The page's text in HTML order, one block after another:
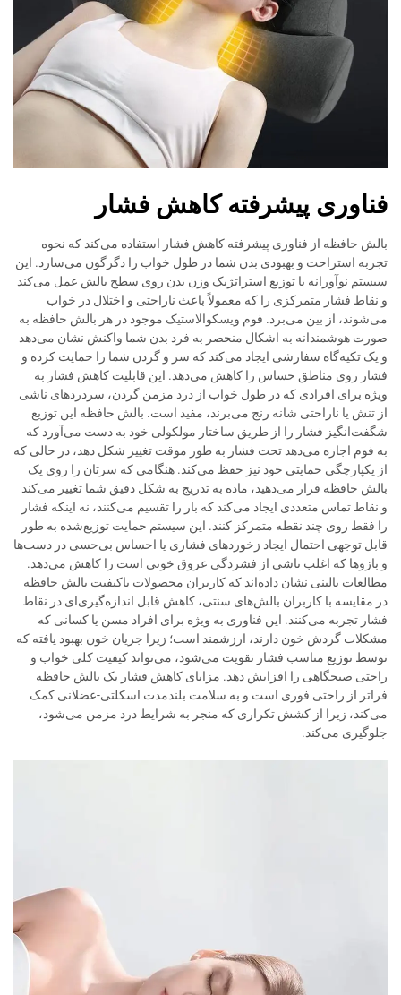
فناوری پیشرفته کاهش فشار
بالش حافظه از فناوری پیشرفته کاهش فشار استفاده می‌کند که نحوه
تجربه استراحت و بهبودی بدن شما در طول خواب را دگرگون می‌سازد. این
سیستم نوآورانه با توزیع استراتژیک وزن بدن روی سطح بالش عمل می‌کند
و نقاط فشار متمرکزی را که معمولاً باعث ناراحتی و اختلال در خواب
می‌شوند، از بین می‌برد. فوم ویسکوالاستیک موجود در هر بالش حافظه به
صورت هوشمندانه به اشکال منحصر به فرد بدن شما واکنش نشان می‌دهد
و یک تکیه‌گاه سفارشی ایجاد می‌کند که سر و گردن شما را حمایت کرده و
فشار روی مناطق حساس را کاهش می‌دهد. این قابلیت کاهش فشار به
ویژه برای افرادی که در طول خواب از درد مزمن گردن، سردردهای ناشی
از تنش یا ناراحتی شانه رنج می‌برند، مفید است. بالش حافظه این توزیع
شگفت‌انگیز فشار را از طریق ساختار مولکولی خود به دست می‌آورد که
به فوم اجازه می‌دهد تحت فشار به طور موقت تغییر شکل دهد، در حالی که
از یکپارچگی حمایتی خود نیز حفظ می‌کند. هنگامی که سرتان را روی یک
بالش حافظه قرار می‌دهید، ماده به تدریج به شکل دقیق شما تغییر می‌کند
و نقاط تماس متعددی ایجاد می‌کند که بار را تقسیم می‌کنند، نه اینکه فشار
را فقط روی چند نقطه متمرکز کنند. این سیستم حمایت توزیع‌شده به طور
قابل توجهی احتمال ایجاد زخوردهای فشاری یا احساس بی‌حسی در دست‌ها
و بازوها که اغلب ناشی از فشردگی عروق خونی است را کاهش می‌دهد.
مطالعات بالینی نشان داده‌اند که کاربران محصولات باکیفیت بالش حافظه
در مقایسه با کاربران بالش‌های سنتی، کاهش قابل اندازه‌گیری‌ای در نقاط
فشار تجربه می‌کنند. این فناوری به ویژه برای افراد مسن یا کسانی که
مشکلات گردش خون دارند، ارزشمند است؛ زیرا جریان خون بهبود یافته که
توسط توزیع مناسب فشار تقویت می‌شود، می‌تواند کیفیت کلی خواب و
راحتی صبحگاهی را افزایش دهد. مزایای کاهش فشار یک بالش حافظه
فراتر از راحتی فوری است و به سلامت بلندمدت اسکلتی-عضلانی کمک
می‌کند، زیرا از کشش تکراری که منجر به شرایط درد مزمن می‌شود،
جلوگیری می‌کند.